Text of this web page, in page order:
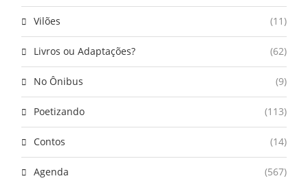
Vilões (11)
Livros ou Adaptações? (62)
No Ônibus (9)
Poetizando (113)
Contos (14)
Agenda (567)